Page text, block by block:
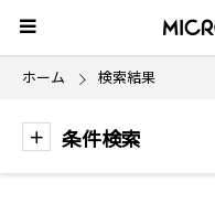
ホーム 検索結果
条件検索